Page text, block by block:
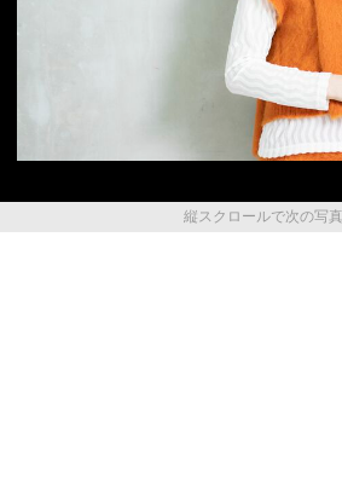
縦スクロールで次の写